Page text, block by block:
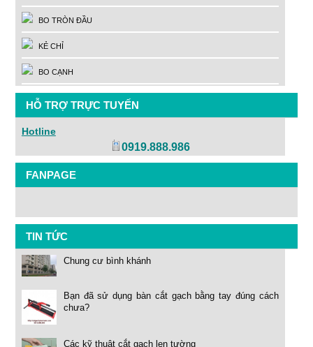
BO TRÒN ĐẦU
KẺ CHỈ
BO CẠNH
HỖ TRỢ TRỰC TUYẾN
Hotline
0919.888.986
FANPAGE
TIN TỨC
Chung cư bình khánh
Bạn đã sử dụng bàn cắt gạch bằng tay đúng cách
chưa?
Các kỹ thuật cắt gạch len tường